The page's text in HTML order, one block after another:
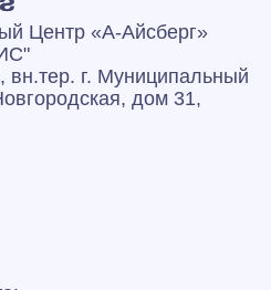
Центр «А‑Айсберг»
вн.тер. г. Муниципальный
дом 31,